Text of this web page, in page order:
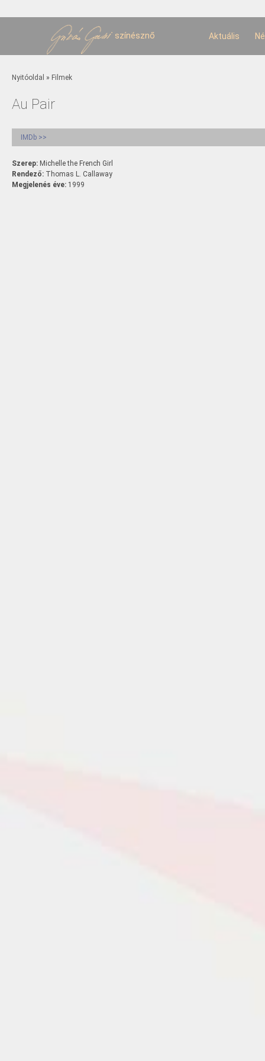
színésznő Aktuális
Jelenlegi hely
Nyitóoldal » Filmek
Au Pair
IMDb >>
Szerep: Michelle the French Girl
Rendező: Thomas L. Callaway
Megjelenés éve: 1999